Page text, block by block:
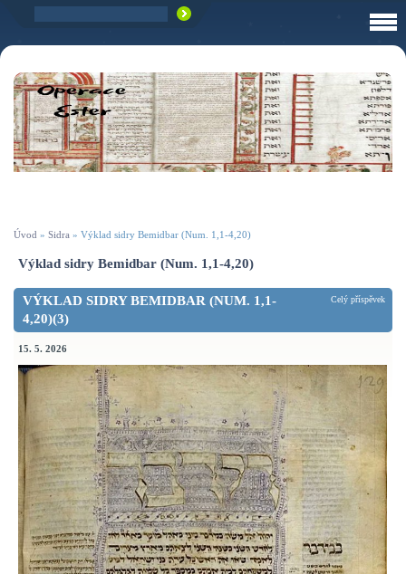
Úvod » Sidra » Výklad sidry Bemidbar (Num. 1,1-4,20)
Výklad sidry Bemidbar (Num. 1,1-4,20)
VÝKLAD SIDRY BEMIDBAR (NUM. 1,1-
4,20)(3)
15. 5. 2026
Celý příspěvek